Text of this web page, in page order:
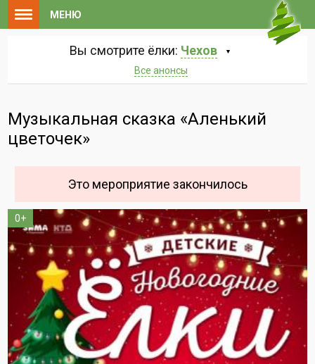
МЕНЮ
Вы смотрите ёлки: Чехов
Все анонсы
Музыкальная сказка «Аленький
цветочек»
Это мероприятие закончилось
0+